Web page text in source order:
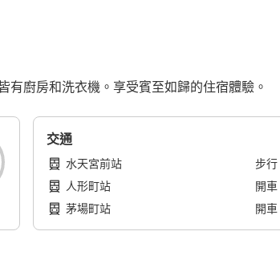
有廚房和洗衣機。享受賓至如歸的住宿體驗。
交通
水天宮前站 步行
人形町站
開車
茅場町站
開車